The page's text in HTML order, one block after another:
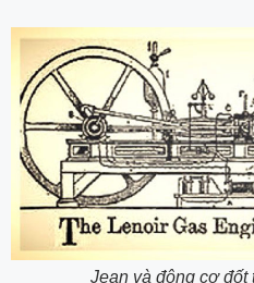
Jean và động cơ đốt